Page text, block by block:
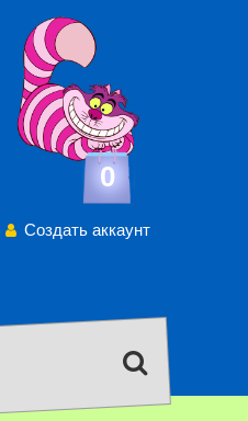
0
Создать аккаунт